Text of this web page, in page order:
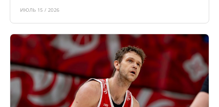
ИЮЛЬ 15 / 2026